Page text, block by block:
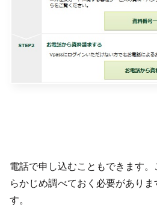
電話で申し込むこともできます
らかじめ調べておく必要がありま
す。